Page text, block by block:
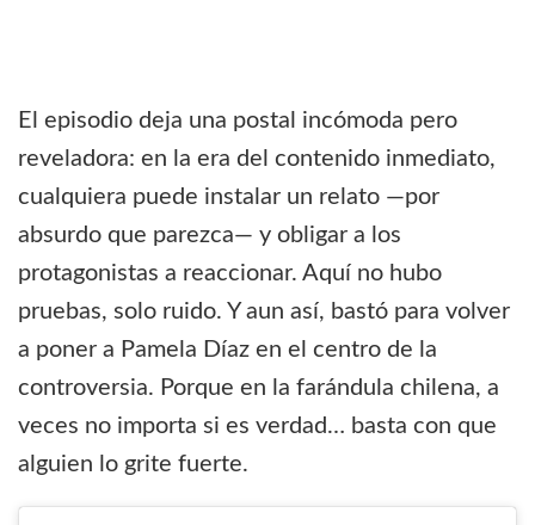
El episodio deja una postal incómoda pero
reveladora: en la era del contenido inmediato,
cualquiera puede instalar un relato —por
absurdo que parezca— y obligar a los
protagonistas a reaccionar. Aquí no hubo
pruebas, solo ruido. Y aun así, bastó para volver
a poner a Pamela Díaz en el centro de la
controversia. Porque en la farándula chilena, a
veces no importa si es verdad… basta con que
alguien lo grite fuerte.